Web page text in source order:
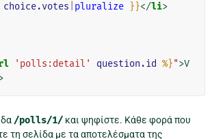
choice.votes pluralize }}</li>
'polls:detail' question.id %}">V
/polls/1/ και ψηφίστε. Κάθε φορά που
τη σελίδα με τα αποτελέσματα της